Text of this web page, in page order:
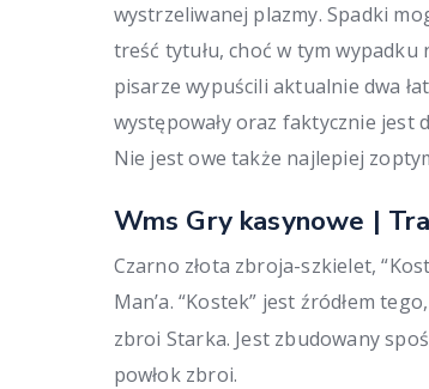
wystrzeliwanej plazmy. Spadki
treść tytułu, choć w tym
pisarze wypuścili aktualnie dwa
występowały oraz faktycznie jest
Nie jest owe także najlepiej
Wms Gry kasynowe |
Czarno złota zbroja-szkielet,
Man’a. “Kostek” jest źródłem
zbroi Starka. Jest zbudowany
powłok zbroi.